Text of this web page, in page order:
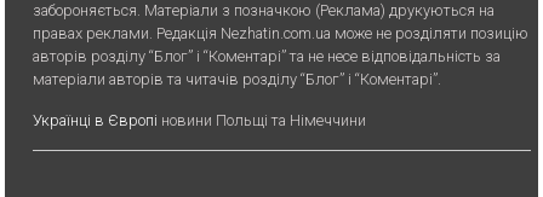
забороняється. Матеріали з позначкою (Реклама) друкуються на
правах реклами. Редакція Nezhatin.com.ua може не розділяти позицію
авторів розділу “Блог” і “Коментарі” та не несе відповідальність за
матеріали авторів та читачів розділу “Блог” і “Коментарі”.
Українці в Європі новини Польщі та Німеччини